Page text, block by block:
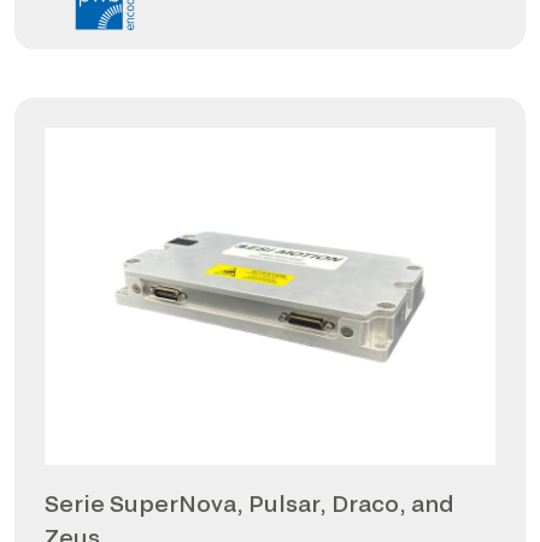
Serie SuperNova, Pulsar, Draco, and